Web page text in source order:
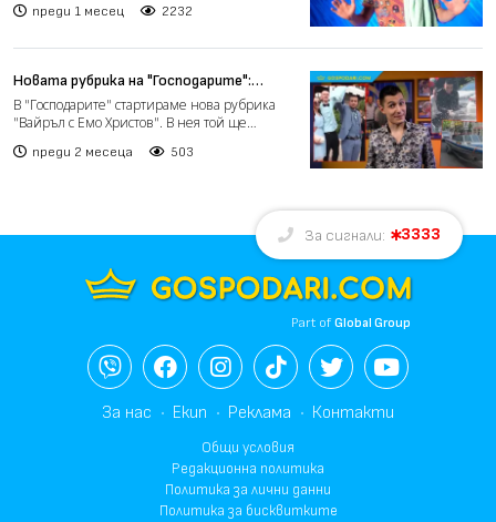
преди 1 месец 2232
Новата рубрика на "Господарите":
"Вайръл с Емо Христов": За
абитуриентите с любов (видео)
В "Господарите" стартираме нова рубрика
"Вайръл с Емо Христов". В нея той ще
преди 2 месеца 503
За сигнали: 3333
Part ofGlobal Group
За нас Екип Реклама Контакти
Общи условия
Редакционна политика
Политика за лични данни
Политика за бисквитките